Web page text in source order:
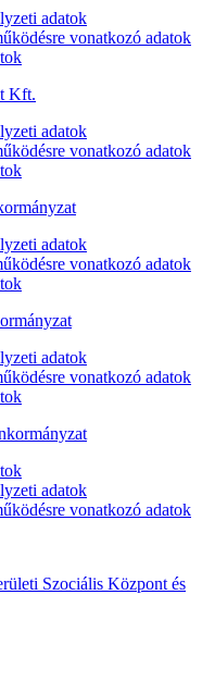
adatok
vonatkozó adatok
Kft.
adatok
vonatkozó adatok
adatok
vonatkozó adatok
adatok
vonatkozó adatok
adatok
vonatkozó adatok
Szociális Központ és